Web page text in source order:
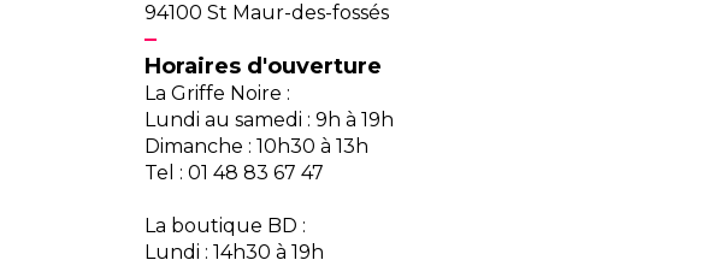
94100 St Maur-des-fossés
Horaires d'ouverture
La Griffe Noire :
Lundi au samedi : 9h à 19h
Dimanche : 10h30 à 13h
Tel : 01 48 83 67 47
La boutique BD :
Lundi : 14h30 à 19h